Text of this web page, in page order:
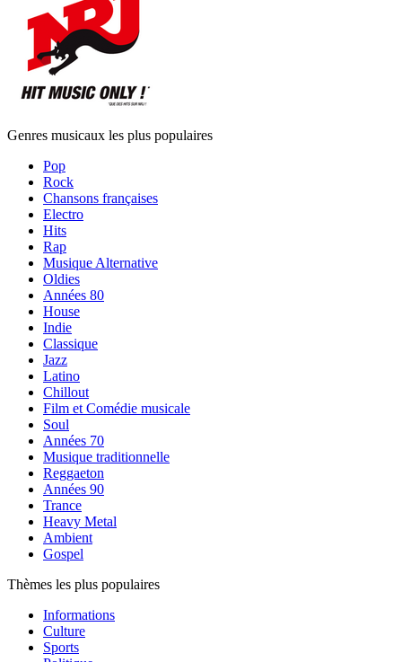
Genres musicaux les plus populaires
Pop
Rock
Chansons françaises
Electro
Hits
Rap
Musique Alternative
Oldies
Années 80
House
Indie
Classique
Jazz
Latino
Chillout
Film et Comédie musicale
Soul
Années 70
Musique traditionnelle
Reggaeton
Années 90
Trance
Heavy Metal
Ambient
Gospel
Thèmes les plus populaires
Informations
Culture
Sports